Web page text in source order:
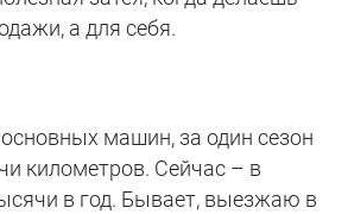
а для себя.
машин, за один сезон
километров. Сейчас – в
в год. Бывает, выезжаю в